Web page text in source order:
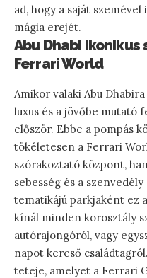
ad, hogy a saját
mágia erejét.
Abu Dhabi
Ferrari World
Amikor valaki Abu
luxus és a jövőbe mutató
először. Ebbe a pompás
tökéletesen a Ferrari
szórakoztató központ,
sebesség és a
tematikájú parkjaként ez
kínál minden korosztály
autórajongóról, vagy
napot kereső
teteje, amelyet a Ferrari